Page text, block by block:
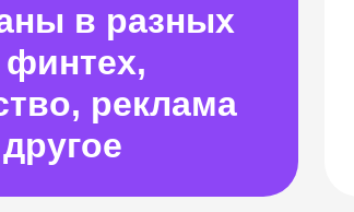
в разных
реклама